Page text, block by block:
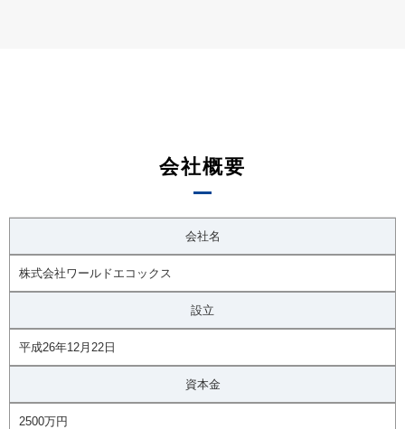
会社概要
会社名
株式会社ワールドエコックス
設立
平成26年12月22日
資本金
2500万円